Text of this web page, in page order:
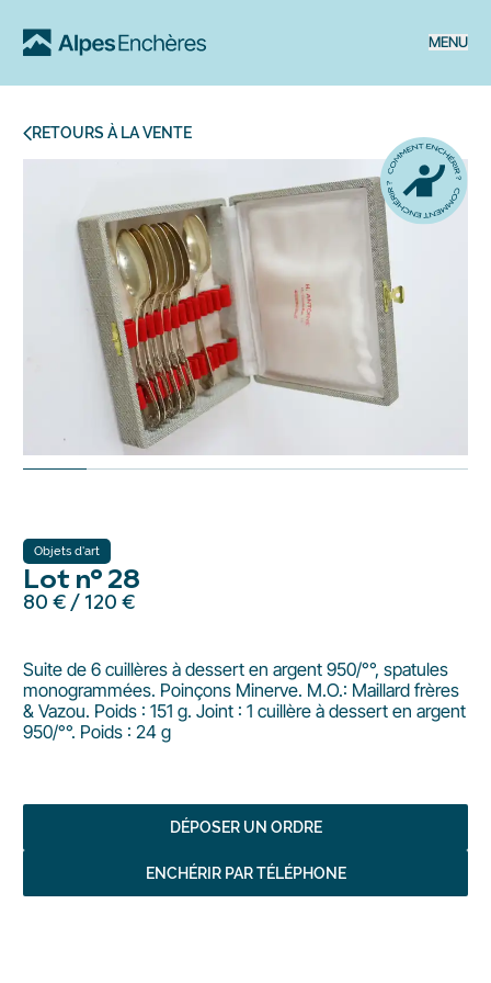
MENU
RETOURS À LA VENTE
Objets d'art
Lot n° 28
80 € / 120 €
Suite de 6 cuillères à dessert en argent 950/°°, spatules
monogrammées. Poinçons Minerve. M.O.: Maillard frères
& Vazou. Poids : 151 g. Joint : 1 cuillère à dessert en argent
950/°°. Poids : 24 g
DÉPOSER UN ORDRE
ENCHÉRIR PAR TÉLÉPHONE